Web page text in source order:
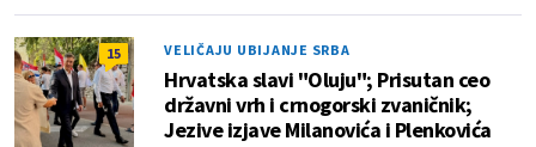
15 VELIČAJU UBIJANJE SRBA
Hrvatska slavi "Oluju"; Prisutan ceo
državni vrh i crnogorski zvaničnik;
Jezive izjave Milanovića i Plenkovića